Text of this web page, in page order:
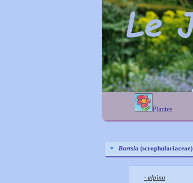
Plantes
A B C D
E
P
Q R S
T
Bartsia (scrophulariaceae)
- alpina